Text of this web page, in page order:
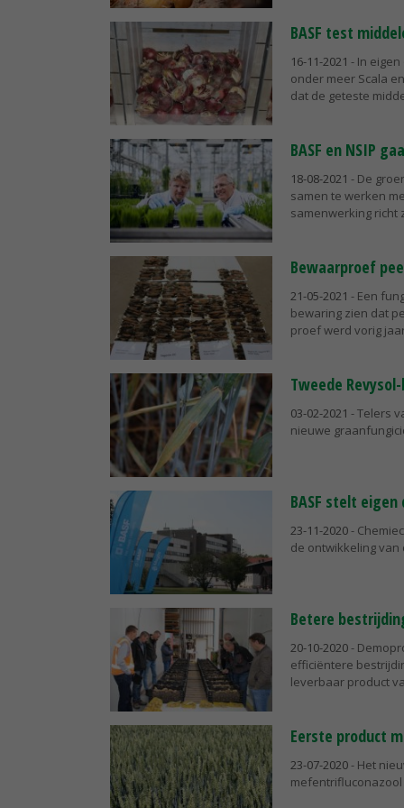
BASF test
16-11-2021 - In
onder meer Scala
dat de geteste
BASF en NSIP
18-08-2021 - De
samen te werken
samenwerking richt
Bewaarproef
21-05-2021 - Een
bewaring zien dat
proef werd vorig
Tweede
03-02-2021 - Telers
nieuwe
BASF stelt
23-11-2020-
de ontwikkeling
Betere
20-10-2020-
efficiëntere
leverbaar product
Eerste product
23-07-2020- Het
mefentrifluconazool